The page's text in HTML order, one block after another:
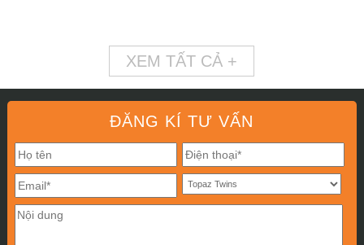
XEM TẤT CẢ +
ĐĂNG KÍ TƯ VẤN